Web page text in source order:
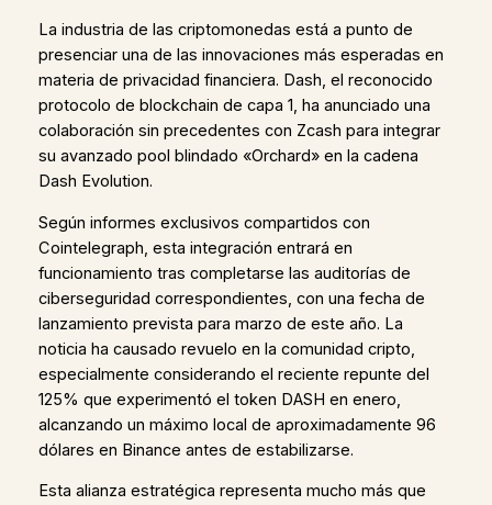
La industria de las criptomonedas está a punto de
presenciar una de las innovaciones más esperadas en
materia de privacidad financiera. Dash, el reconocido
protocolo de blockchain de capa 1, ha anunciado una
colaboración sin precedentes con Zcash para integrar
su avanzado pool blindado «Orchard» en la cadena
Dash Evolution.
Según informes exclusivos compartidos con
Cointelegraph, esta integración entrará en
funcionamiento tras completarse las auditorías de
ciberseguridad correspondientes, con una fecha de
lanzamiento prevista para marzo de este año. La
noticia ha causado revuelo en la comunidad cripto,
especialmente considerando el reciente repunte del
125% que experimentó el token DASH en enero,
alcanzando un máximo local de aproximadamente 96
dólares en Binance antes de estabilizarse.
Esta alianza estratégica representa mucho más que